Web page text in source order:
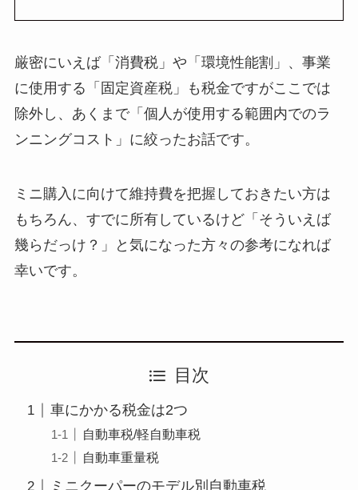
厳密にいえば「消費税」や「環境性能割」、事業
に使用する「固定資産税」も税金ですがここでは
除外し、あくまで「個人が使用する範囲内でのラ
ンニングコスト」に絞ったお話です。
ミニ購入に向けて維持費を把握しておきたい方は
もちろん、すでに所有しているけど「そういえば
幾らだっけ？」と気になった方々の参考になれば
幸いです。
目次
車にかかる税金は2つ
自動車税/軽自動車税
自動車重量税
ミニクーパーのモデル別自動車税